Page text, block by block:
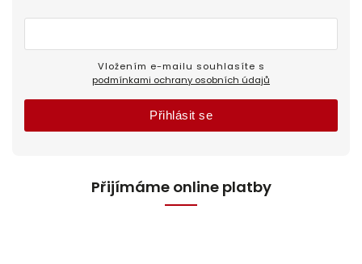
podmínkami ochrany osobních údajů
Přihlásit se
Přijímáme online platby